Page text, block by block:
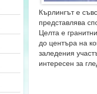
Кърлингът е
представлява
Целта е
до центъра на
заледения
интересен за